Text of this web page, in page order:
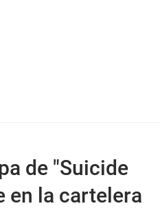
de "Suicide
en la cartelera